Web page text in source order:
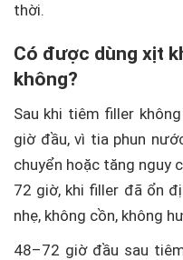
thời.
Có được dùng xịt
không?
Sau khi tiêm filler
giờ đầu, vì tia phun
chuyển hoặc tăng nguy
72 giờ, khi filler đã ổn
nhẹ, không cồn, không
48–72 giờ đầu sau